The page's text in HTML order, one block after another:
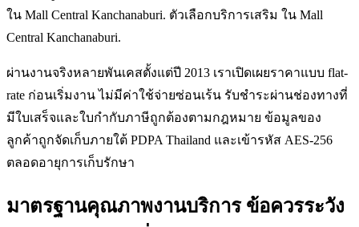
ใน Mall Central Kanchanaburi. ตัวเลือกบริการเสริม ใน Mall
Central Kanchanaburi.
ผ่านงานจริงหลายพันเคสตั้งแต่ปี 2013 เราเปิดเผยราคาแบบ flat-
rate ก่อนเริ่มงาน ไม่มีค่าใช้จ่ายซ่อนเร้น รับชำระผ่านช่องทางที่
มีใบเสร็จและใบกำกับภาษีถูกต้องตามกฎหมาย ข้อมูลของ
ลูกค้าถูกจัดเก็บภายใต้ PDPA Thailand และเข้ารหัส AES-256
ตลอดอายุการเก็บรักษา
มาตรฐานคุณภาพงานบริการ ข้อควรระวัง